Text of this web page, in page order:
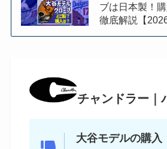
ブは日本製！
徹底解説【
チャンドラー｜
大谷モデルの購入